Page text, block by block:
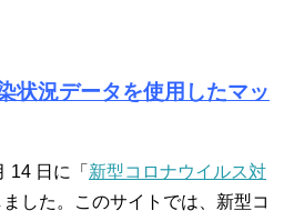
状況データを使用したマッ
14 日に「 新型コロナウイルス対
ました。このサイトでは、新型コ